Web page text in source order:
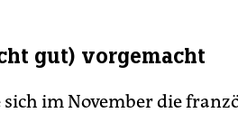
gut) vorgemacht
im November die